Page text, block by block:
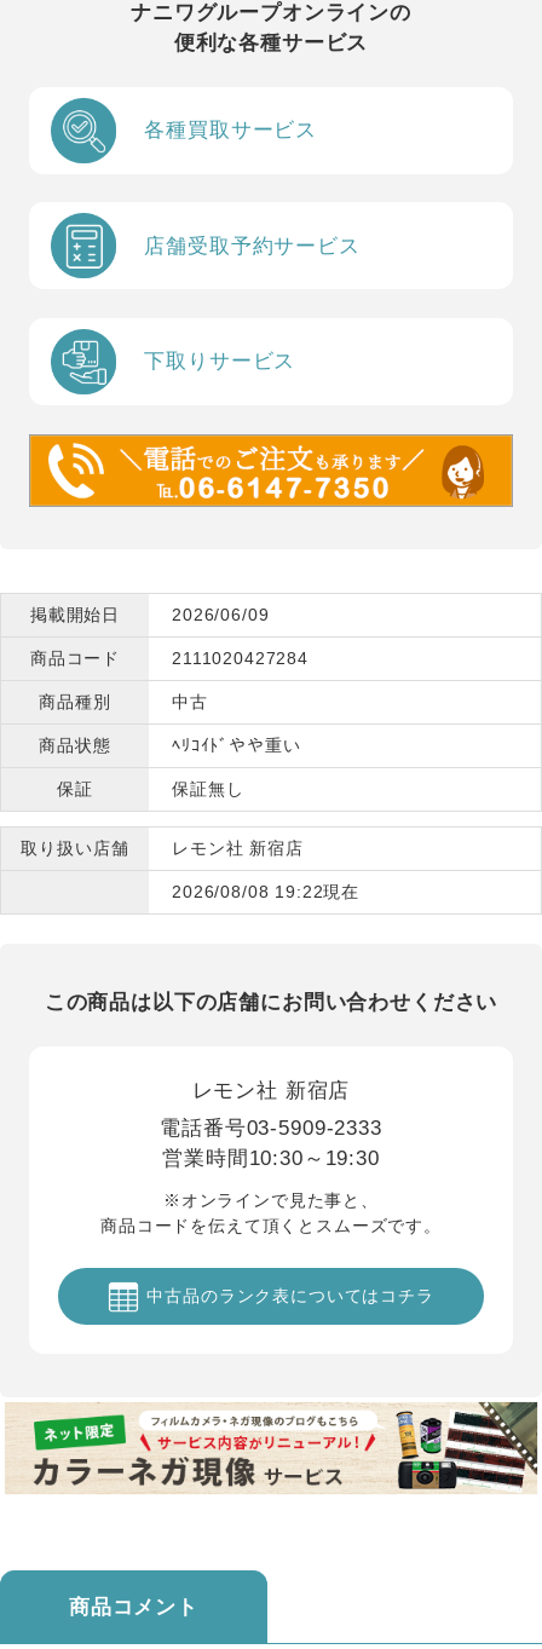
ナニワグループオンラインの
便利な各種サービス
各種買取サービス
店舗受取予約サービス
下取りサービス
掲載開始日 2026/06/09
商品コード 2111020427284
商品種別 中古
商品状態 ﾍﾘｺｲﾄﾞやや重い
保証 保証無し
取り扱い店舗 レモン社 新宿店
2026/08/08 19:22現在
この商品は以下の店舗にお問い合わせください
レモン社 新宿店
電話番号03-5909-2333
営業時間 10:30～19:30
※オンラインで見た事と、
商品コードを伝えて頂くとスムーズです。
中古品のランク表についてはコチラ
商品コメント